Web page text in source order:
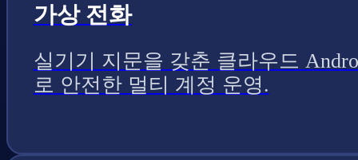
가상 전화
실기기 지문을 갖춘 클라우드
로 안전한 멀티 계정 운영.